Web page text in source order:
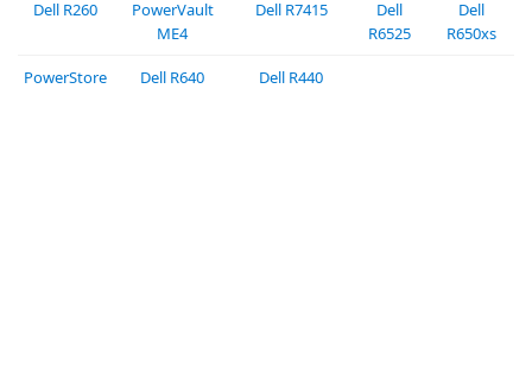
Dell R260
PowerVault
ME4
Dell R7415
Dell
R6525
Dell
R650xs
PowerStore Dell R640 Dell R440